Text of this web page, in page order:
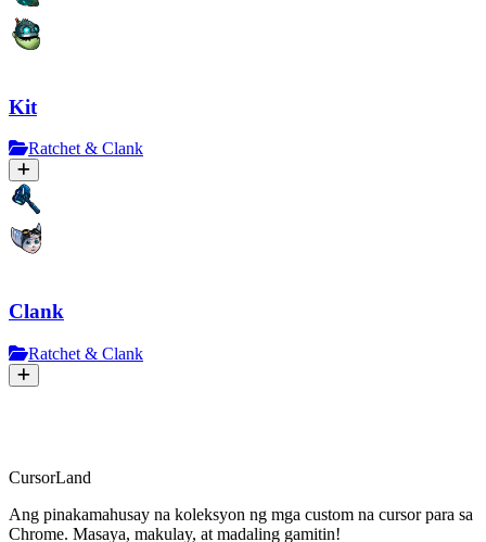
Kit
Ratchet & Clank
Clank
Ratchet & Clank
CursorLand
Ang pinakamahusay na koleksyon ng mga custom na cursor para sa
Chrome. Masaya, makulay, at madaling gamitin!